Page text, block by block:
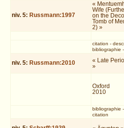
niv. 5: Russmann:1997
«
Wife
on the
Tomb of
2) »
citation -
bibliographie -
niv. 5: Russmann:2010
« Late
»
Oxford
2010
bibliographie -
citation